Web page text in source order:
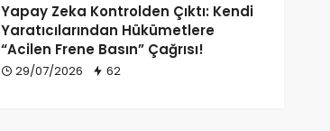
Yapay Zeka Kontrolden Çıktı: Kendi
Yaratıcılarından Hükümetlere
“Acilen Frene Basın” Çağrısı!
29/07/2026 62